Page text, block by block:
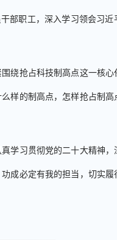
部职工，深入学习领会习
绕抢占科技制高点这一核
样的制高点，怎样抢占制
学习贯彻党的二十大精神，
成必定有我的担当，切实